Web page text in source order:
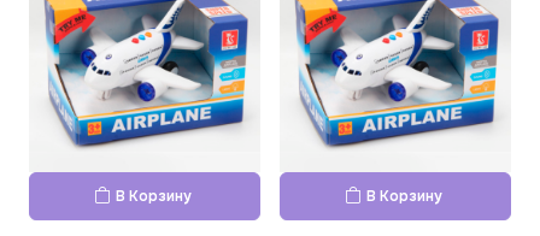
В Корзину В Корзину